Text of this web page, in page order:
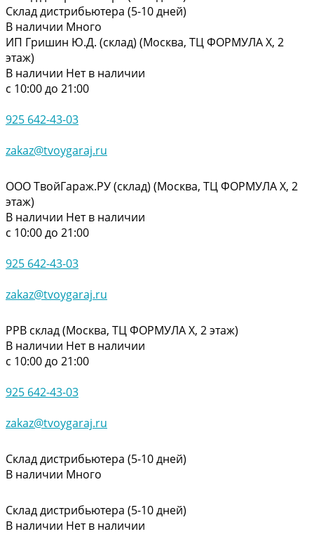
Склад дистрибьютера (5-10 дней)
В наличии Много
ИП Гришин Ю.Д. (склад) (Москва, ТЦ ФОРМУЛА Х, 2
этаж)
В наличии Нет в наличии
с 10:00 до 21:00
925 642-43-03
zakaz@tvoygaraj.ru
ООО ТвойГараж.РУ (склад) (Москва, ТЦ ФОРМУЛА Х, 2
этаж)
В наличии Нет в наличии
с 10:00 до 21:00
925 642-43-03
zakaz@tvoygaraj.ru
РРВ склад (Москва, ТЦ ФОРМУЛА Х, 2 этаж)
В наличии Нет в наличии
с 10:00 до 21:00
925 642-43-03
zakaz@tvoygaraj.ru
Склад дистрибьютера (5-10 дней)
В наличии Много
Склад дистрибьютера (5-10 дней)
В наличии Нет в наличии